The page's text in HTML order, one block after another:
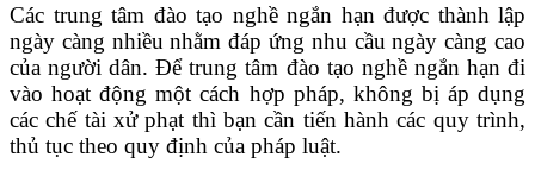
Các trung tâm đào tạo nghề ngắn hạn được thành lập
ngày càng nhiều nhằm đáp ứng nhu cầu ngày càng cao
của người dân. Để trung tâm đào tạo nghề ngắn hạn đi
vào hoạt động một cách hợp pháp, không bị áp dụng
các chế tài xử phạt thì bạn cần tiến hành các quy trình,
thủ tục theo quy định của pháp luật.